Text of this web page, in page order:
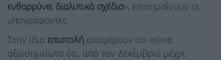
ενθαρρύνει διαλυτικά σχέδια», επισημαίνουν οι
υπογράφοντες.
Στην ίδια επιστολή αναφέρουν ότι «είναι
αξιοσημείωτο ότι, από τον Δεκέμβριο μέχρι